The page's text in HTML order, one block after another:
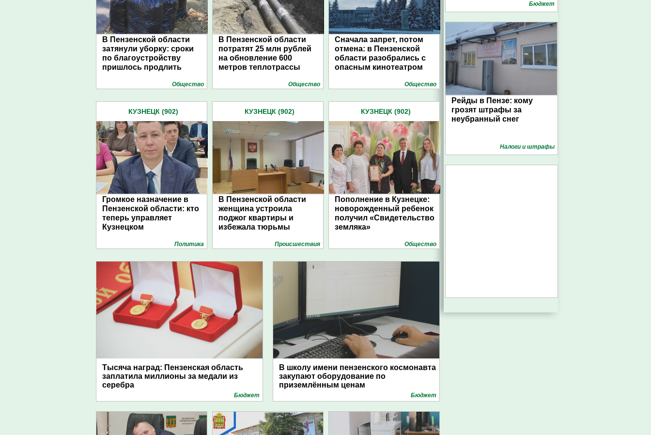
В Пензенской области
затянули уборку: сроки
по благоустройству
пришлось продлить
Общество
В Пензенской области
потратят 25 млн рублей
на обновление 600
метров теплотрассы
Общество
Сначала запрет, потом
отмена: в Пензенской
области разобрались с
опасным кинотеатром
Общество
КУЗНЕЦК (902)
Громкое назначение в
Пензенской области: кто
теперь управляет
Кузнецком
Политика
КУЗНЕЦК (902)
В Пензенской области
женщина устроила
поджог квартиры и
избежала тюрьмы
Проиcшествия
КУЗНЕЦК (902)
Пополнение в Кузнецке:
новорожденный ребенок
получил «Свидетельство
земляка»
Общество
Тысяча наград: Пензенская область
заплатила миллионы за медали из
серебра
Бюджет
В школу имени пензенского космонавта
закупают оборудование по
приземлённым ценам
Бюджет
Бюджет
Рейды в Пензе: кому
грозят штрафы за
неубранный снег
Налоги и штрафы